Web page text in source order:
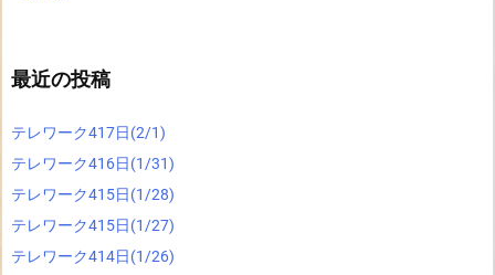
最近の投稿
テレワーク417日(2/1)
テレワーク416日(1/31)
テレワーク415日(1/28)
テレワーク415日(1/27)
テレワーク414日(1/26)